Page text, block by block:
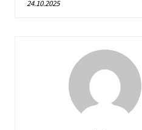
24.10.2025